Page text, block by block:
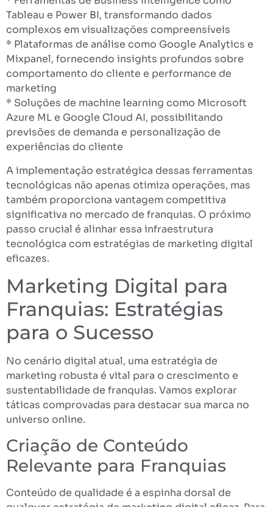
Tableau e Power BI, transformando dados
complexos em visualizações compreensíveis
* Plataformas de análise como Google Analytics e
Mixpanel, fornecendo insights profundos sobre
comportamento do cliente e performance de
marketing
* Soluções de machine learning como Microsoft
Azure ML e Google Cloud AI, possibilitando
previsões de demanda e personalização de
experiências do cliente
A implementação estratégica dessas ferramentas
tecnológicas não apenas otimiza operações, mas
também proporciona vantagem competitiva
significativa no mercado de franquias. O próximo
passo crucial é alinhar essa infraestrutura
tecnológica com estratégias de marketing digital
eficazes.
Marketing Digital para
Franquias: Estratégias
para o Sucesso
No cenário digital atual, uma estratégia de
marketing robusta é vital para o crescimento e
sustentabilidade de franquias. Vamos explorar
táticas comprovadas para destacar sua marca no
universo online.
Criação de Conteúdo
Relevante para Franquias
Conteúdo de qualidade é a espinha dorsal de